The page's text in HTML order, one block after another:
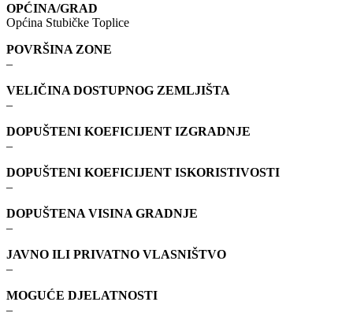
OPĆINA/GRAD
Općina Stubičke Toplice
POVRŠINA ZONE
–
VELIČINA DOSTUPNOG ZEMLJIŠTA
–
DOPUŠTENI KOEFICIJENT IZGRADNJE
–
DOPUŠTENI KOEFICIJENT ISKORISTIVOSTI
–
DOPUŠTENA VISINA GRADNJE
–
JAVNO ILI PRIVATNO VLASNIŠTVO
–
MOGUĆE DJELATNOSTI
–